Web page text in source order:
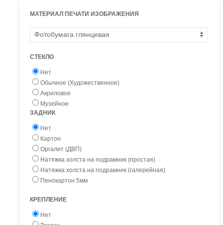
МАТЕРИАЛ ПЕЧАТИ ИЗОБРАЖЕНИЯ
СТЕКЛО
Нет
Обычное (Художественное)
Акриловое
Музейное
ЗАДНИК
Нет
Картон
Оргалит (ДВП)
Натяжка холста на подрамник (простая)
Натяжка холста на подрамник (галерейная)
Пенокартон 5мм
КРЕПЛЕНИЕ
Нет